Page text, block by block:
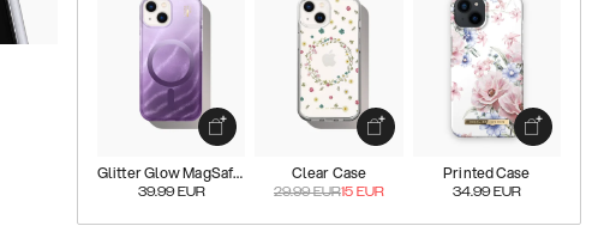
Glitter Glow MagSafe Case
39.99 EUR
Clear Case
29.99EUR15 EUR
Printed Case
34.99 EUR